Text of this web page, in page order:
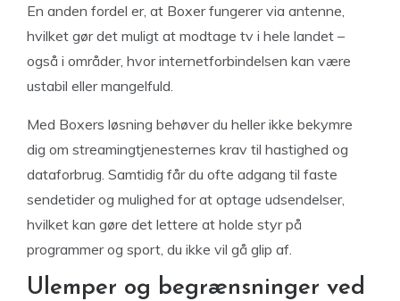
En anden fordel er, at Boxer fungerer via antenne,
hvilket gør det muligt at modtage tv i hele landet –
også i områder, hvor internetforbindelsen kan være
ustabil eller mangelfuld.
Med Boxers løsning behøver du heller ikke bekymre
dig om streamingtjenesternes krav til hastighed og
dataforbrug. Samtidig får du ofte adgang til faste
sendetider og mulighed for at optage udsendelser,
hvilket kan gøre det lettere at holde styr på
programmer og sport, du ikke vil gå glip af.
Ulemper og begrænsninger ved